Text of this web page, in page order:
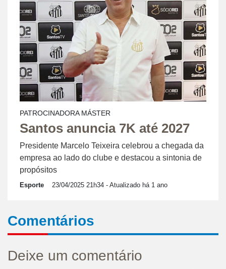
PATROCINADORA MÁSTER
Santos anuncia 7K até 2027
Presidente Marcelo Teixeira celebrou a chegada da
empresa ao lado do clube e destacou a sintonia de
propósitos
Esporte 23/04/2025 21h34 - Atualizado há 1 ano
Comentários
Deixe um comentário